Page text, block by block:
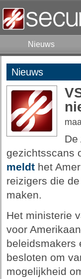
Nieuws
Nieuws
De
gezichtsscans
meldt het
reizigers die
maken.
Het ministerie
voor
beleidsmakers
besloten om
mogelijkheid